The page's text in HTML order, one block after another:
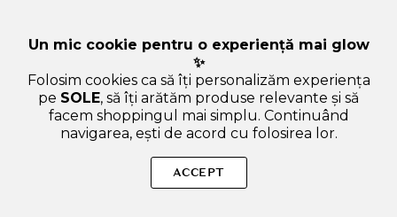
Un mic cookie pentru o experiență mai glow
✨
Folosim cookies ca să îți personalizăm experiența
pe SOLE, să îți arătăm produse relevante și să
facem shoppingul mai simplu. Continuând
navigarea, ești de acord cu folosirea lor.
ACCEPT